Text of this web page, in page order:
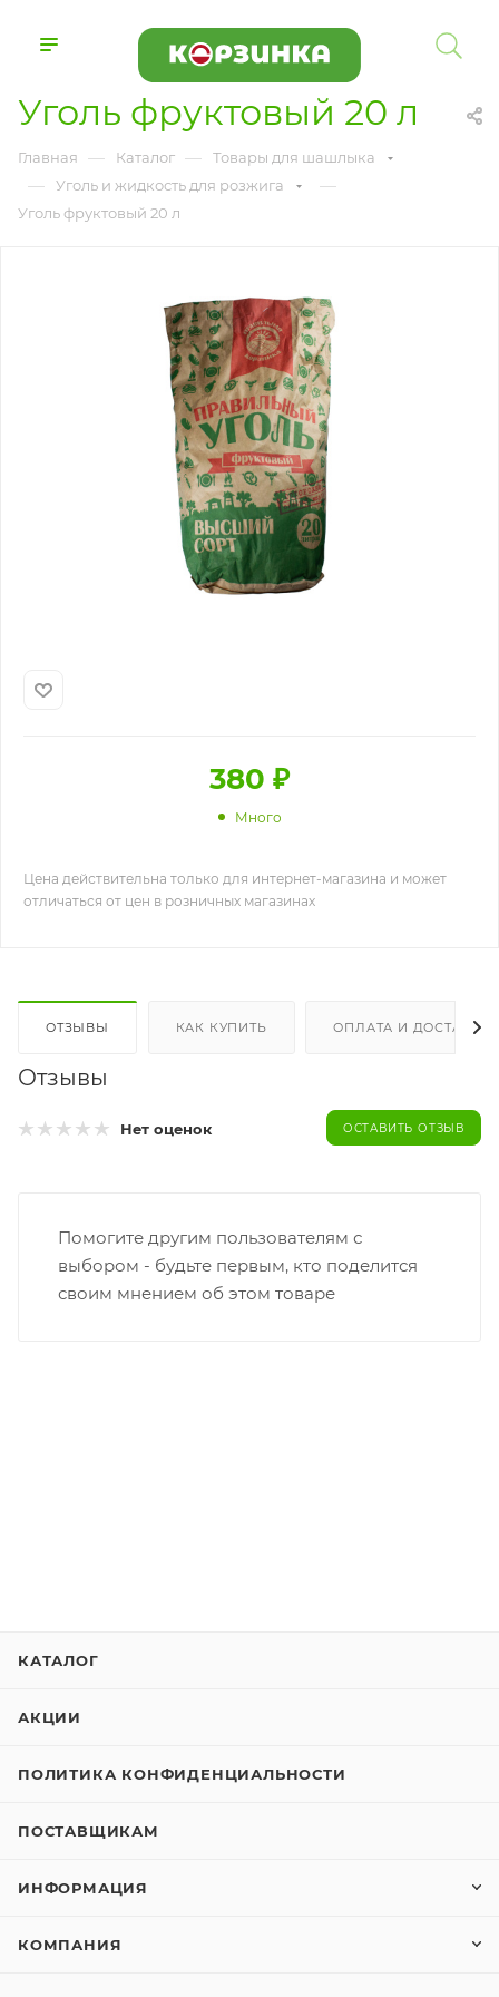
Уголь фруктовый 20 л
Главная — Каталог — Товары для шашлыка
— Уголь и жидкость для розжига —
Уголь фруктовый 20 л
380 ₽
Много
Цена действительна только для интернет-магазина и может
отличаться от цен в розничных магазинах
ОТЗЫВЫ КАК КУПИТЬ ОПЛАТА И ДОСТАВКА
Отзывы
Нет оценок ОСТАВИТЬ ОТЗЫВ
Помогите другим пользователям с
выбором - будьте первым, кто поделится
своим мнением об этом товаре
КАТАЛОГ
АКЦИИ
ПОЛИТИКА КОНФИДЕНЦИАЛЬНОСТИ
ПОСТАВЩИКАМ
ИНФОРМАЦИЯ
КОМПАНИЯ